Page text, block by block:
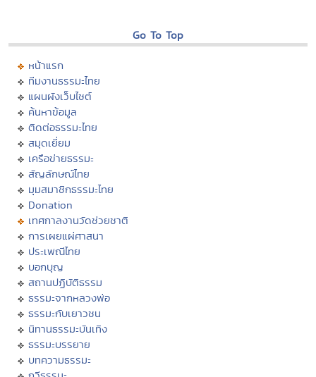
Go To Top
หน้าแรก
ทีมงานธรรมะไทย
แผนผังเว็บไซต์
ค้นหาข้อมูล
ติดต่อธรรมะไทย
สมุดเยี่ยม
เครือข่ายธรรมะ
สัญลักษณ์ไทย
มุมสมาชิกธรรมะไทย
Donation
เทศกาลงานวัดช่วยชาติ
การเผยแผ่ศาสนา
ประเพณีไทย
บอกบุญ
สถานปฏิบัติธรรม
ธรรมะจากหลวงพ่อ
ธรรมะกับเยาวชน
นิทานธรรมะบันเทิง
ธรรมะบรรยาย
บทความธรรมะ